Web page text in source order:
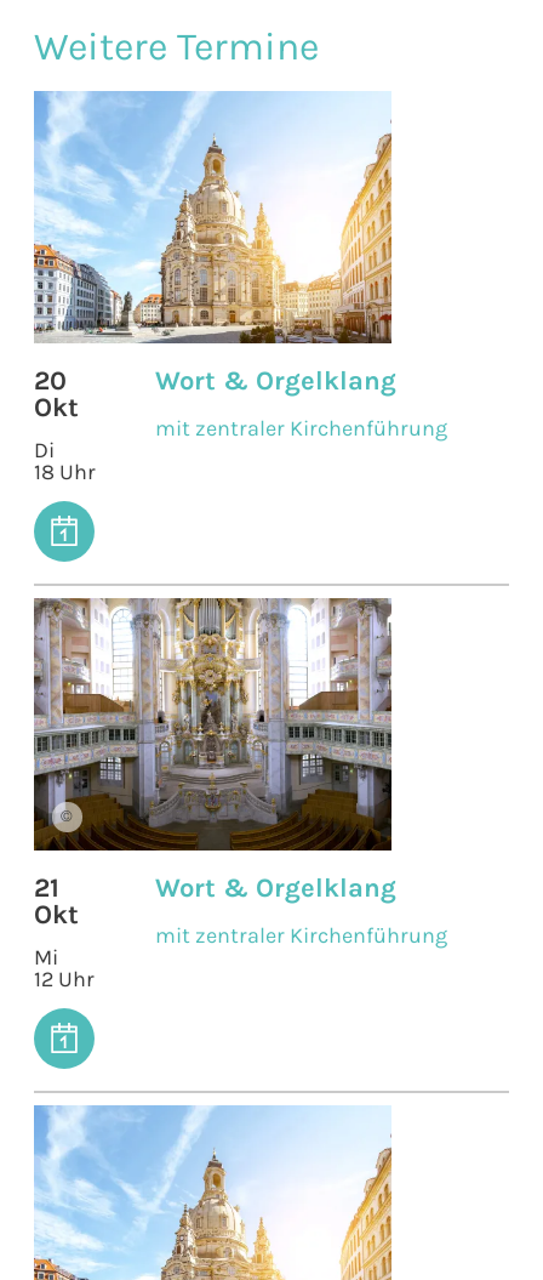
Weitere Termine
20
Okt
Di
18 Uhr
Wort & Orgelklang
mit zentraler Kirchenführung
©
21
Okt
Mi
12 Uhr
Wort & Orgelklang
mit zentraler Kirchenführung